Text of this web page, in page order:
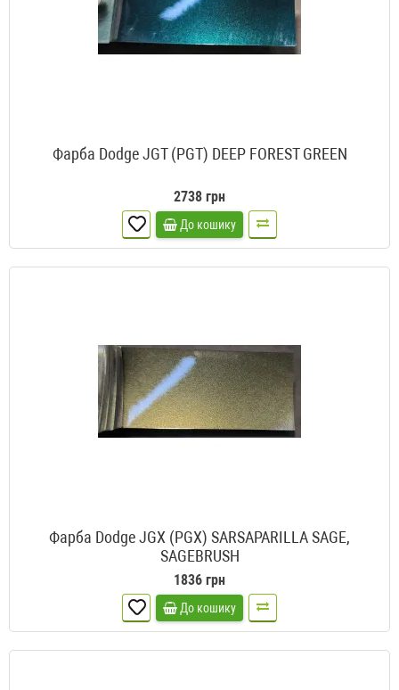
Фарба Dodge JGT (PGT) DEEP FOREST GREEN
2738 грн
До кошику
Фарба Dodge JGX (PGX) SARSAPARILLA SAGE,
SAGEBRUSH
1836 грн
До кошику